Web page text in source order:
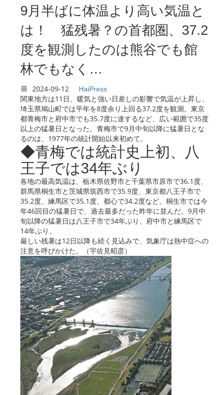
〈つなぐ 戦後81年〉原爆ドームを
描き続ける 小平の嵯峨谷梢さん
れない」
9月半ばに体温より高い気温と
は！ 猛残暑？の首都圏、37.2
度を観測したのは熊谷でも館
林でもなく…
2024-09-12 HaiPress
関東地方は11日、暖気と強い日差しの影響で気温が上昇し、
埼玉県鳩山町では平年を8度余り上回る37.2度を観測。東京
都青梅市と府中市でも35.7度に達するなど、広い範囲で35度
以上の猛暑日となった。青梅市で9月中旬以降に猛暑日とな
るのは、1977年の統計開始以来初めて。
◆青梅では統計史上初、八
王子では34年ぶり
各地の最高気温は、栃木県佐野市と千葉県市原市で36.1度、
群馬県桐生市と茨城県筑西市で35.9度、東京都八王子市で
35.2度、練馬区で35.1度、都心で34.2度など。桐生市では今
年46回目の猛暑日で、過去最多だった昨年に並んだ。9月中
旬以降の猛暑日は八王子市で34年ぶり、府中市と練馬区で
14年ぶり。
厳しい残暑は12日以降も続く見込みで、気象庁は熱中症への
注意を呼びかけた。（宇佐見昭彦）